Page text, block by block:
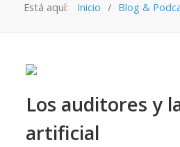
Está aquí: Inicio Blog &
Los auditores y
artificial